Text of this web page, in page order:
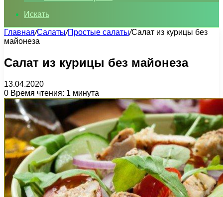
Искать
Главная/Салаты/Простые салаты/Салат из курицы без
майонеза
Салат из курицы без майонеза
13.04.2020
0 Время чтения: 1 минута